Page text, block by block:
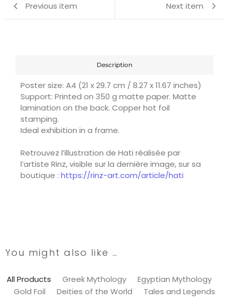
Previous item Next item
Description
Poster size: A4 (21 x 29.7 cm / 8.27 x 11.67 inches)
Support: Printed on 350 g matte paper. Matte
lamination on the back. Copper hot foil
stamping.
Ideal exhibition in a frame.
Retrouvez l’illustration de Hati réalisée par
l’artiste Rinz, visible sur la dernière image, sur sa
boutique : https://rinz-art.com/article/hati
You might also like …
All Products Greek Mythology
Egyptian Mythology
Gold Foil
Deities of the World Tales and Legends